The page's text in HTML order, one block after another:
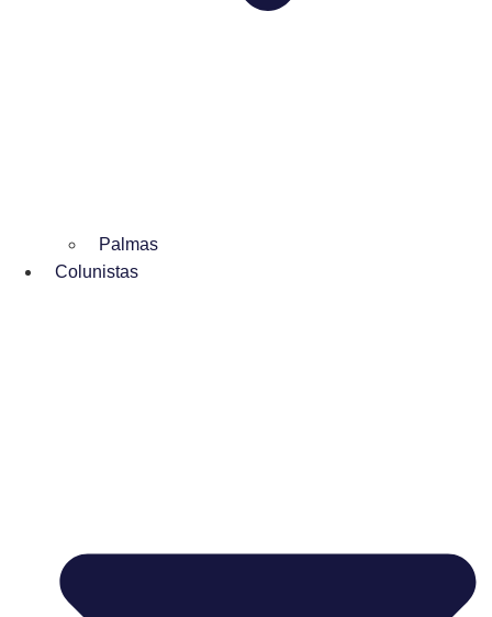
Palmas
Colunistas